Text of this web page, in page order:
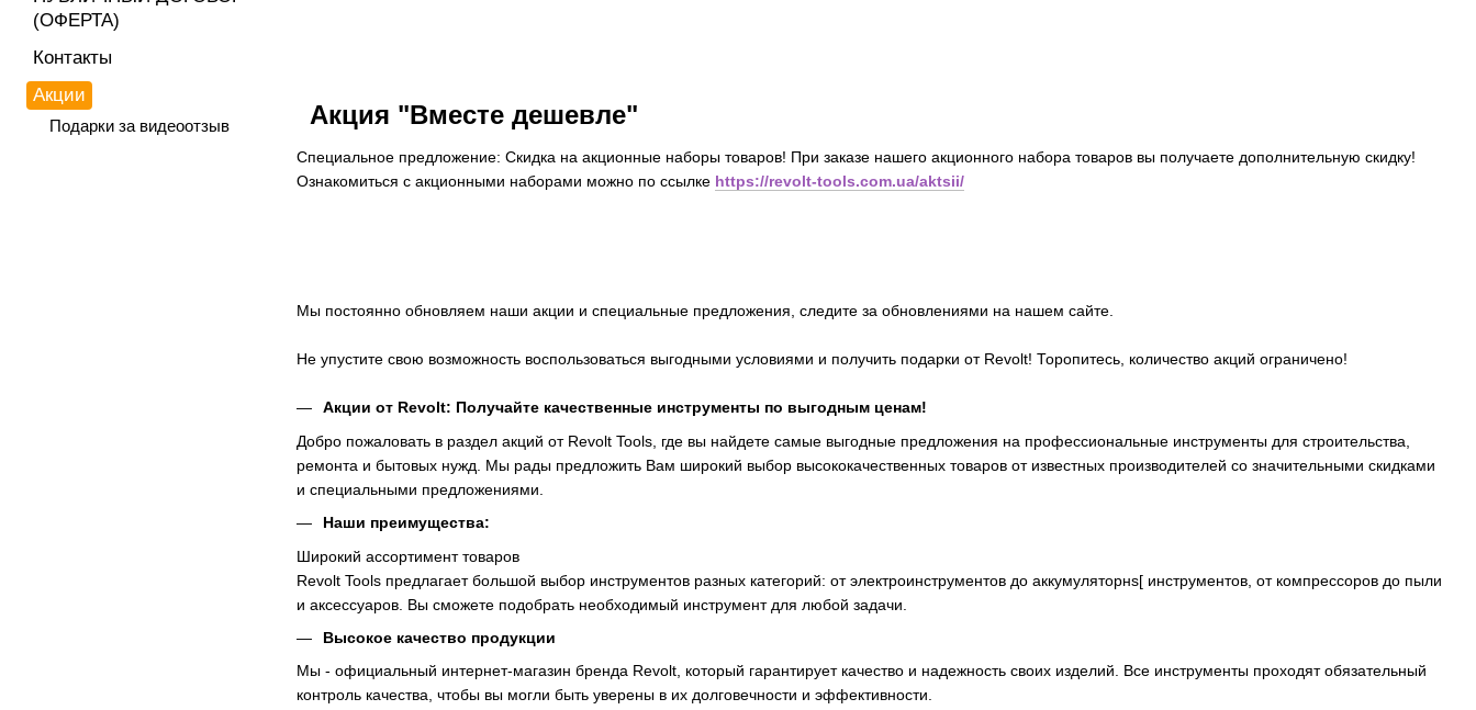
Акция "Вместе дешевле"
Специальное предложение: Скидка на акционные наборы товаров! При заказе нашего акционного набора товаров вы получаете дополнительную скидку!
Ознакомиться с акционными наборами можно по ссылке https://revolt-tools.com.ua/aktsii/
Мы постоянно обновляем наши акции и специальные предложения, следите за обновлениями на нашем сайте.
Не упустите свою возможность воспользоваться выгодными условиями и получить подарки от Revolt! Торопитесь, количество акций ограничено!
Акции от Revolt: Получайте качественные инструменты по выгодным ценам!
Добро пожаловать в раздел акций от Revolt Tools, где вы найдете самые выгодные предложения на профессиональные инструменты для строительства,
ремонта и бытовых нужд. Мы рады предложить Вам широкий выбор высококачественных товаров от известных производителей со значительными скидками
и специальными предложениями.
Наши преимущества:
Широкий ассортимент товаров
Revolt Tools предлагает большой выбор инструментов разных категорий: от электроинструментов до аккумуляторнs[ инструментов, от компрессоров до пыли
и аксессуаров. Вы сможете подобрать необходимый инструмент для любой задачи.
Высокое качество продукции
Мы - официальный интернет-магазин бренда Revolt, который гарантирует качество и надежность своих изделий. Все инструменты проходят обязательный
контроль качества, чтобы вы могли быть уверены в их долговечности и эффективности.
(ОФЕРТА)
Контакты
Акции
Подарки за видеоотзыв